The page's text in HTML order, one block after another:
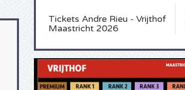
Tickets Andre Rieu - Vrijthof
Maastricht 2026